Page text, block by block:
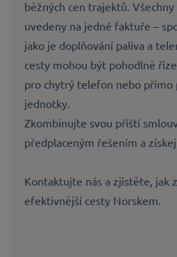
běžných cen trajektů.
uvedeny na jedné faktuře –
jako je doplňování paliva a
cesty mohou být pohodlně
pro chytrý telefon nebo přímo
jednotky.
Zkombinujte svou příští
předplaceným řešením a
Kontaktujte nás a zjistěte, jak
efektivnější cesty Norskem.